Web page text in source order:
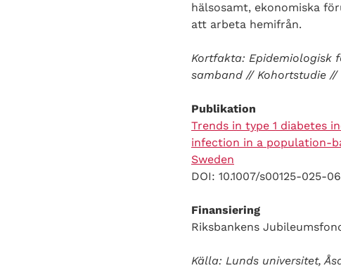
hälsosamt, ekonomiska
att arbeta hemifrån.
Kortfakta: Epidemiologisk
samband // Kohortstudie
Publikation
Trends in type 1 diabetes
infection in a population-
Sweden
DOI: 10.1007/s00125-025-
Finansiering
Riksbankens
Källa: Lunds universitet,